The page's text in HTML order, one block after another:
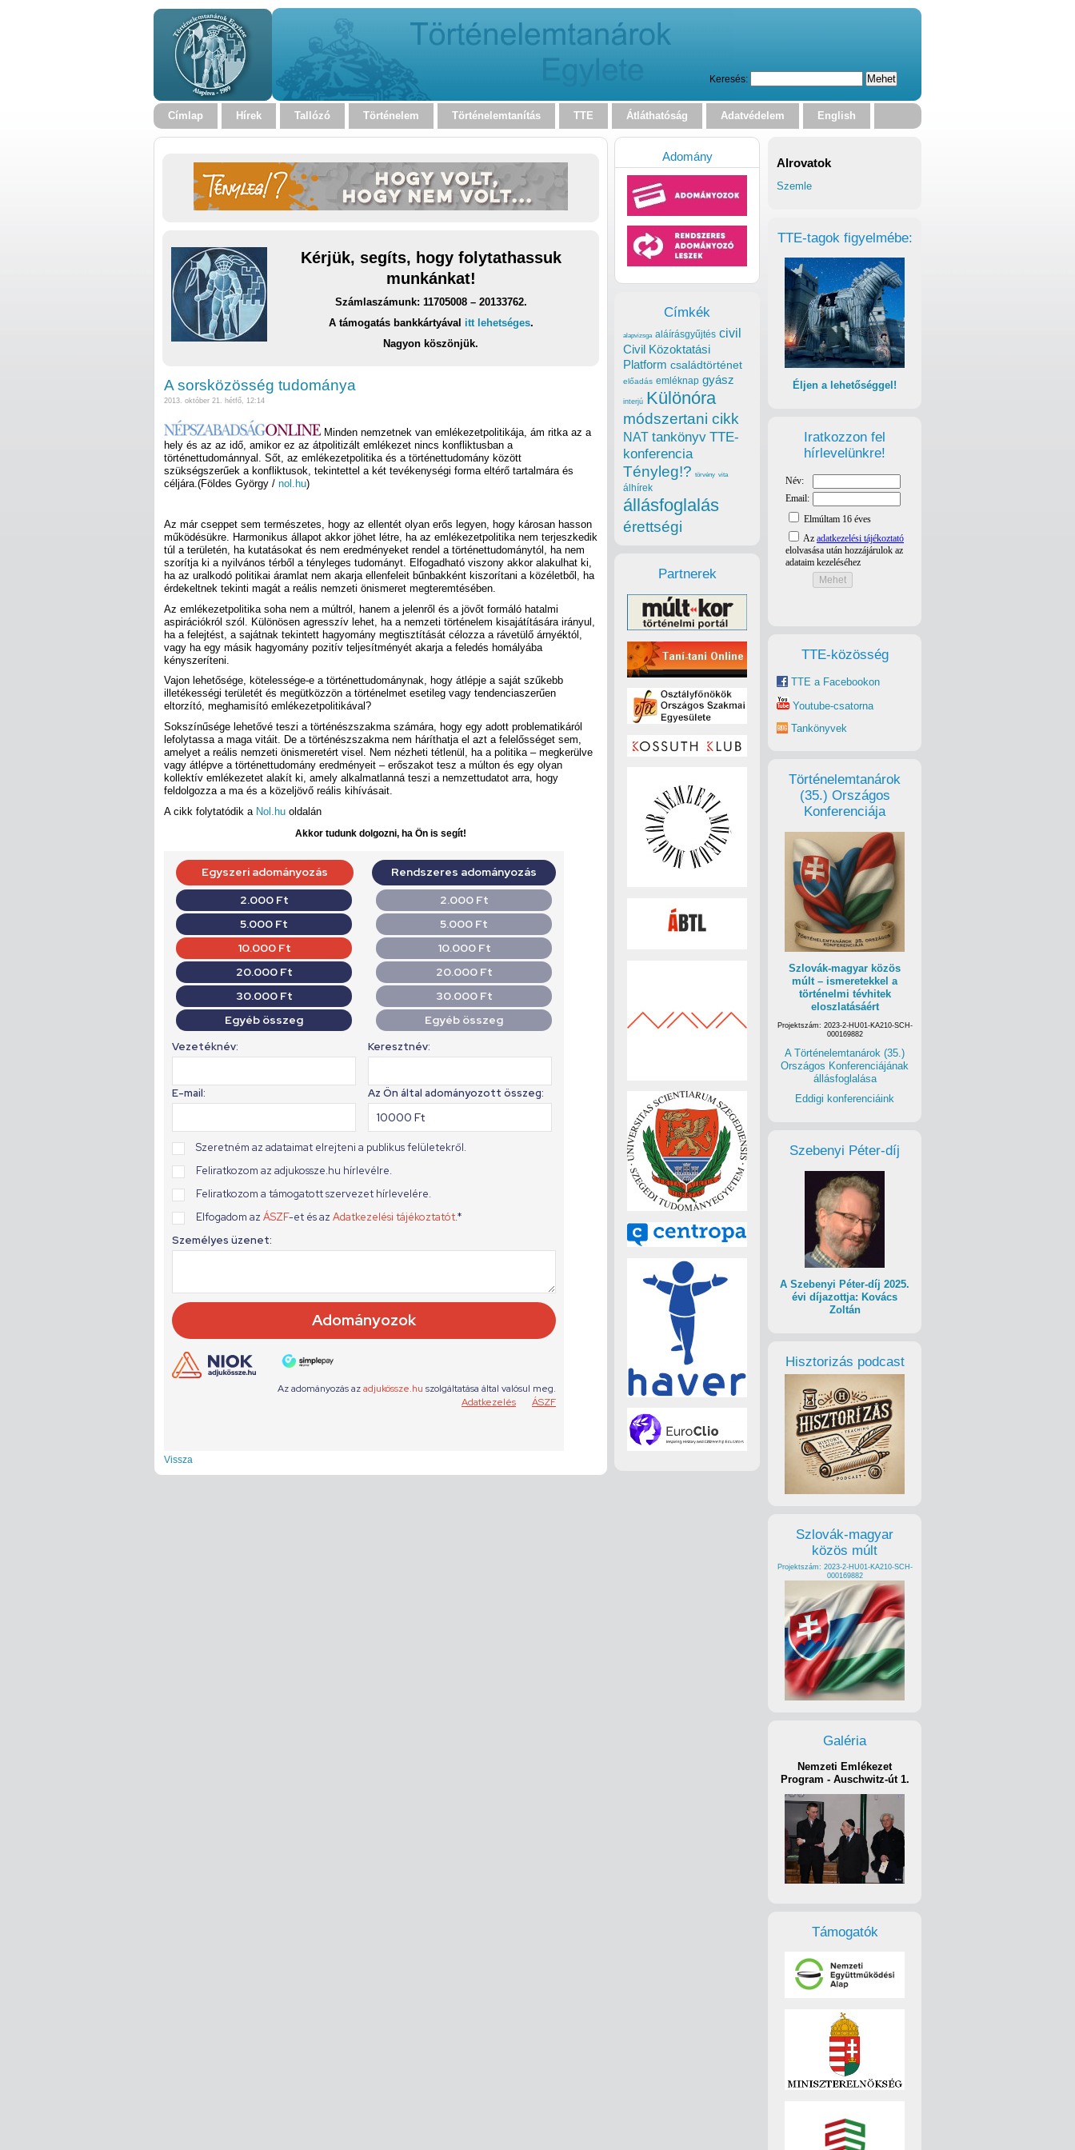
Keresés:
Címlap Hírek Tallózó Történelem Történelemtanítás TTE Átláthatóság Adatvédelem English
Kérjük, segíts, hogy folytathassuk
munkánkat!
Számlaszámunk: 11705008 – 20133762.
A támogatás bankkártyával itt lehetséges.
Nagyon köszönjük.
A sorsközösség tudománya
2013. október 21. hétfő, 12:14
Minden nemzetnek van emlékezetpolitikája, ám ritka az a
hely és az az idő, amikor ez az átpolitizált emlékezet nincs konfliktusban a
történettudománnyal. Sőt, az emlékezetpolitika és a történettudomány között
szükségszerűek a konfliktusok, tekintettel a két tevékenységi forma eltérő tartalmára és
céljára.(Földes György / nol.hu)
Az már cseppet sem természetes, hogy az ellentét olyan erős legyen, hogy károsan hasson
működésükre. Harmonikus állapot akkor jöhet létre, ha az emlékezetpolitika nem terjeszkedik
túl a területén, ha kutatásokat és nem eredményeket rendel a történettudománytól, ha nem
szorítja ki a nyilvános térből a tényleges tudományt. Elfogadható viszony akkor alakulhat ki,
ha az uralkodó politikai áramlat nem akarja ellenfeleit bűnbakként kiszorítani a közéletből, ha
érdekeltnek tekinti magát a reális nemzeti önismeret megteremtésében.
Az emlékezetpolitika soha nem a múltról, hanem a jelenről és a jövőt formáló hatalmi
aspirációkról szól. Különösen agresszív lehet, ha a nemzeti történelem kisajátítására irányul,
ha a felejtést, a sajátnak tekintett hagyomány megtisztítását célozza a rávetülő árnyéktól,
vagy ha egy másik hagyomány pozitív teljesítményét akarja a feledés homályába
kényszeríteni.
Vajon lehetősége, kötelessége-e a történettudománynak, hogy átlépje a saját szűkebb
illetékességi területét és megütközzön a történelmet esetileg vagy tendenciaszerűen
eltorzító, meghamisító emlékezetpolitikával?
Sokszínűsége lehetővé teszi a történészszakma számára, hogy egy adott problematikáról
lefolytassa a maga vitáit. De a történészszakma nem háríthatja el azt a felelősséget sem,
amelyet a reális nemzeti önismeretért visel. Nem nézheti tétlenül, ha a politika – megkerülve
vagy átlépve a történettudomány eredményeit – erőszakot tesz a múlton és egy olyan
kollektív emlékezetet alakít ki, amely alkalmatlanná teszi a nemzettudatot arra, hogy
feldolgozza a ma és a közeljövő reális kihívásait.
A cikk folytatódik a Nol.hu oldalán
Akkor tudunk dolgozni, ha Ön is segít!
Vissza
Alrovatok
Szemle
TTE-tagok figyelmébe:
Éljen a lehetőséggel!
Iratkozzon fel
hírlevelünkre!
TTE-közösség
TTE a Facebookon
Youtube-csatorna
Tankönyvek
Történelemtanárok
(35.) Országos
Konferenciája
Szlovák-magyar közös
múlt – ismeretekkel a
történelmi tévhitek
eloszlatásáért
Projektszám: 2023-2-HU01-KA210-SCH-
000169882
A Történelemtanárok (35.)
Országos Konferenciájának
állásfoglalása
Eddigi konferenciáink
Szebenyi Péter-díj
A Szebenyi Péter-díj 2025.
évi díjazottja: Kovács
Zoltán
Hisztorizás podcast
Szlovák-magyar
közös múlt
Projektszám: 2023-2-HU01-KA210-SCH-
000169882
Galéria
Nemzeti Emlékezet
Program - Auschwitz-út 1.
Támogatók
Adomány
Címkék
alapvizsga aláírásgyűjtés civil
Civil Közoktatási
Platform családtörténet
előadás emléknap gyász
interjú Különóra
módszertani cikk
NAT tankönyv TTE-
konferencia
Tényleg!? törvény vita
álhírek
állásfoglalás
érettségi
Partnerek